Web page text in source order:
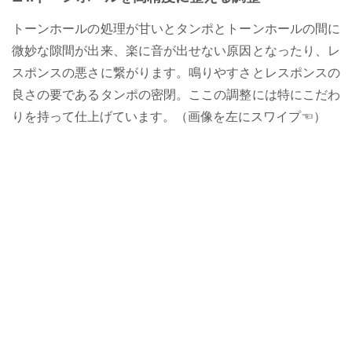
トーンホールの処理が甘いとタンポとトーンホールの間に
微妙な隙間が出来、楽に音が出せない原因となったり、レ
スポンスの悪さに繋がります。鳴りやすさとレスポンスの
良さの要であるタンポの密閉。ここの調整には特にこだわ
りを持って仕上げています。（画像を左にスワイプ☜）